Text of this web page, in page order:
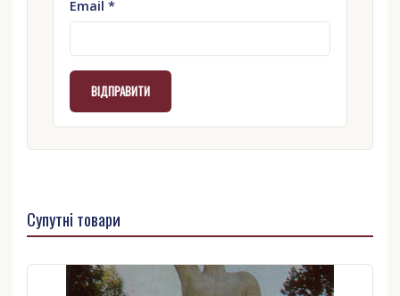
Email *
Супутні товари